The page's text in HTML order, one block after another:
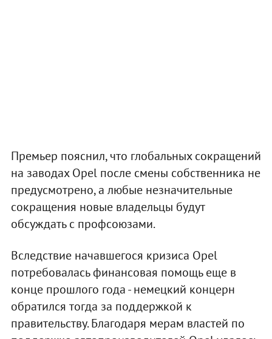
Премьер пояснил, что глобальных сокращений
на заводах Opel после смены собственника не
предусмотрено, а любые незначительные
сокращения новые владельцы будут
обсуждать с профсоюзами.
Вследствие начавшегося кризиса Opel
потребовалась финансовая помощь еще в
конце прошлого года - немецкий концерн
обратился тогда за поддержкой к
правительству. Благодаря мерам властей по